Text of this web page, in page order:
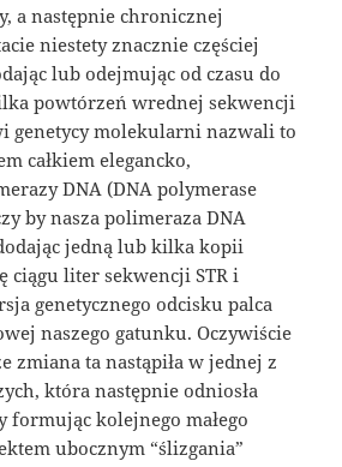
a następnie chronicznej
niestety znacznie częściej
lub odejmując od czasu do
powtórzeń wrednej sekwencji
genetycy molekularni nazwali to
całkiem elegancko,
DNA (DNA polymerase
by nasza polimeraza DNA
jedną lub kilka kopii
ciągu liter sekwencji STR i
genetycznego odcisku palca
naszego gatunku. Oczywiście
zmiana ta nastąpiła w jednej z
która następnie odniosła
formując kolejnego małego
ubocznym “ślizgania”